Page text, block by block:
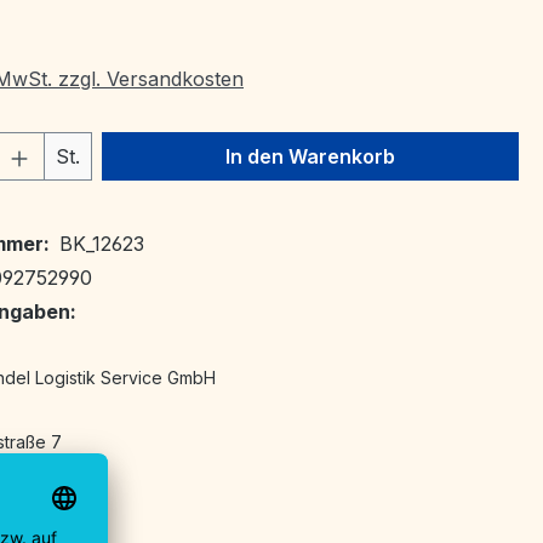
zzgl. Versandkosten
Anzahl: Gib den gewünschten Wert
St. In den Warenkorb
BK_12623
Logistik Service GmbH
7